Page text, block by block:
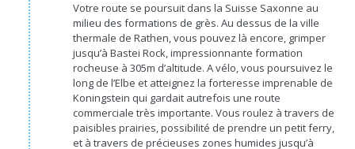
Votre route se poursuit dans la Suisse Saxonne au
milieu des formations de grès. Au dessus de la ville
thermale de Rathen, vous pouvez là encore, grimper
jusqu’à Bastei Rock, impressionnante formation
rocheuse à 305m d’altitude. A vélo, vous poursuivez le
long de l’Elbe et atteignez la forteresse imprenable de
Koningstein qui gardait autrefois une route
commerciale très importante. Vous roulez à travers de
paisibles prairies, possibilité de prendre un petit ferry,
et à travers de précieuses zones humides jusqu’à